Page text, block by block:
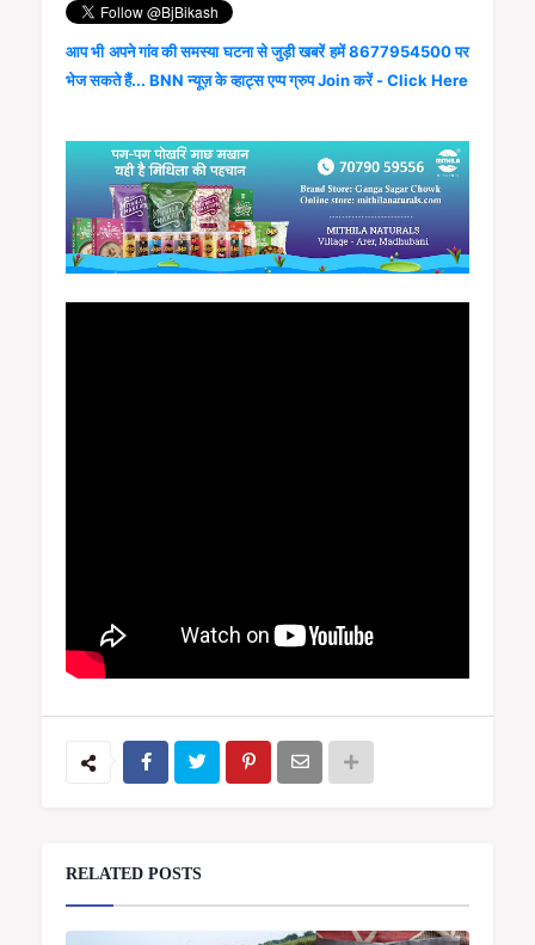
आप भी अपने गांव की समस्या घटना से जुड़ी खबरें हमें 8677954500 पर
भेज सकते हैं... BNN न्यूज़ के व्हाट्स एप्प ग्रुप Join करें - Click Here
RELATED POSTS